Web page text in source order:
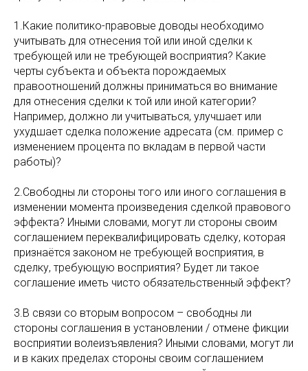
1.Какие политико-правовые доводы необходимо
учитывать для отнесения той или иной сделки к
требующей или не требующей восприятия? Какие
черты субъекта и объекта порождаемых
правоотношений должны приниматься во внимание
для отнесения сделки к той или иной категории?
Например, должно ли учитываться, улучшает или
ухудшает сделка положение адресата (см. пример с
изменением процента по вкладам в первой части
работы)?
2.Свободны ли стороны того или иного соглашения в
изменении момента произведения сделкой правового
эффекта? Иными словами, могут ли стороны своим
соглашением переквалифицировать сделку, которая
признаётся законом не требующей восприятия, в
сделку, требующую восприятия? Будет ли такое
соглашение иметь чисто обязательственный эффект?
3.В связи со вторым вопросом – свободны ли
стороны соглашения в установлении / отмене фикции
восприятии волеизъявления? Иными словами, могут ли
и в каких пределах стороны своим соглашением